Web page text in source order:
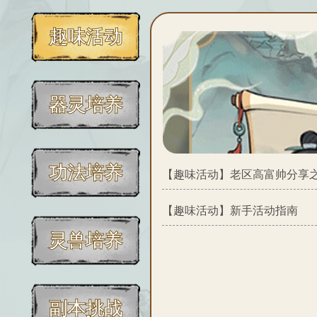
趣味活动
器灵培养
功法培养
灵兽培养
副本挑战
【趣味活动】 老区高富帅分享
【趣味活动】 新手活动指南